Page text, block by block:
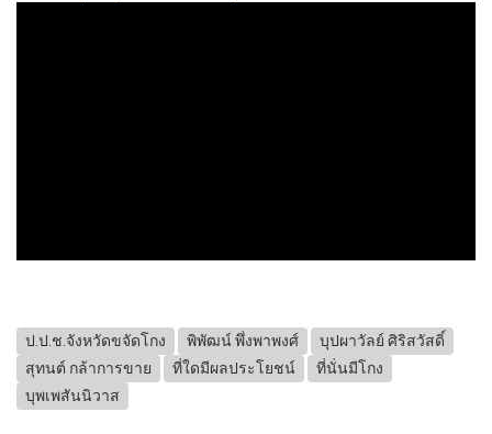
ป.ป.ช.จังหวัดขจัดโกง พิพัฒน์ พึ่งพาพงศ์
บุปผาวัลย์ ศิริสวัสดิ์
สุทนต์ กล้าการขาย
ที่ใดมีผลประโยชน์
ที่นั่นมีโกง
บุพเพสันนิวาส